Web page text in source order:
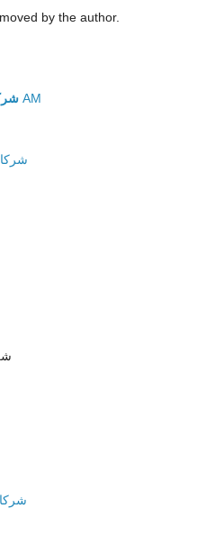
by the author.
5/29/2020 5:48 AM